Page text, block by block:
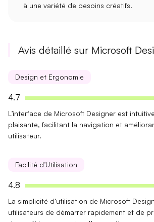
à une variété de besoins créatifs.
Avis détaillé sur Microsoft
Design et Ergonomie
4.7
L’interface de Microsoft Designer est intuitive
plaisante, facilitant la navigation et
utilisateur.
Facilité d’Utilisation
4.8
La simplicité d’utilisation de Microsoft
utilisateurs de démarrer rapidement et de